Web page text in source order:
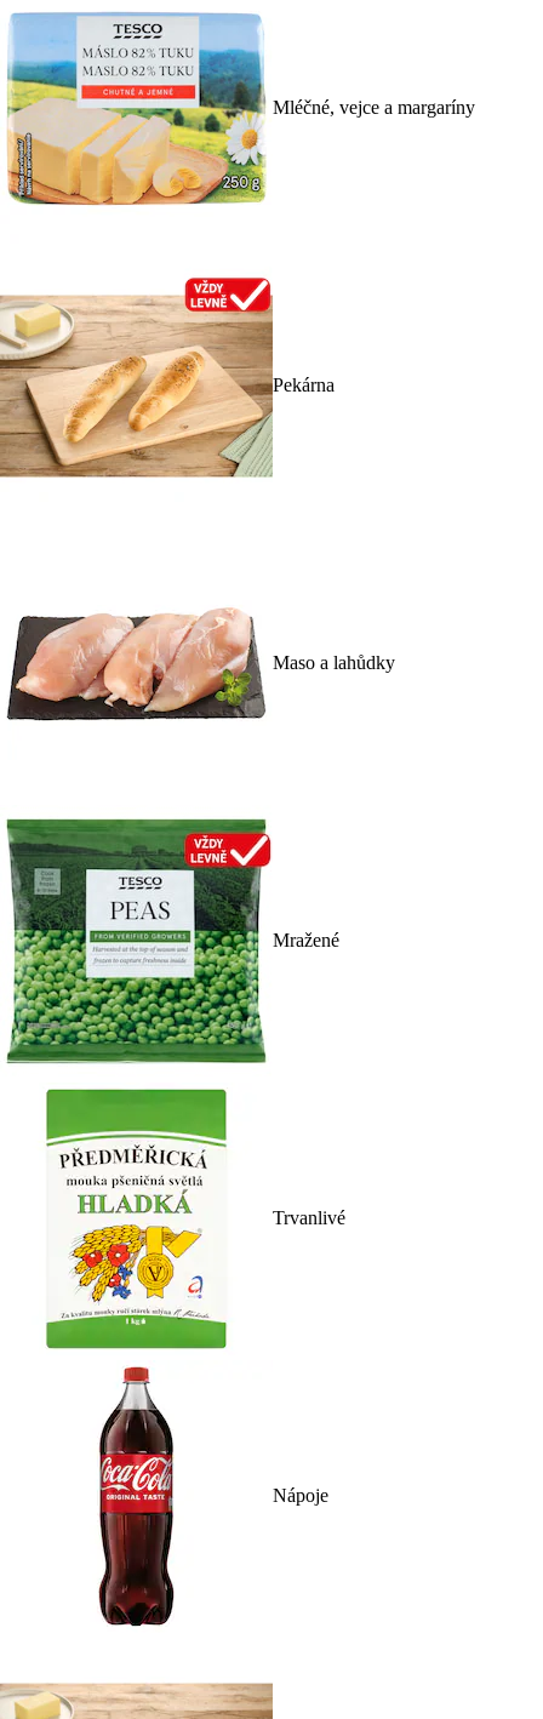
Mléčné, vejce a margaríny
Pekárna
Maso a lahůdky
Mražené
Trvanlivé
Nápoje